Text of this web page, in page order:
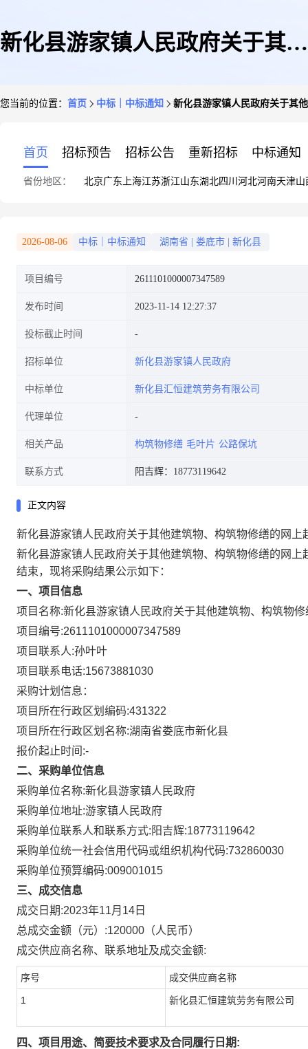
新化县游家镇人民政府关于其他
您当前的位置： 首页 中标｜中标通知 新化县游家镇人民政府关于其
首页 招标预告 招标公告 重新招标 中标通知
省份地区： 北京广东 上海江苏浙江山东湖北四川 河北河南天津山
2026-08-06 中标｜中标通知 湖南省 娄底市 新化县
项目编号 2611101000007347589
发布时间 2023-11-14 12:27:37
投标截止时间
招标单位 新化县游家镇人民政府
中标单位 新化县汇恒建筑劳务有限公司
代理单位
相关产品 构筑物修缮 毛叶片 公路保坑
联系方式 阳吉辉：18773119642
正文内容
新化县游家镇人民政府关于其他建筑物、构筑物修缮的网上
新化县游家镇人民政府关于其他建筑物、构筑物修缮的网上
结束，现将采购结果公示如下：
一、项目信息
项目名称:新化县游家镇人民政府关于其他建筑物、构筑物
项目编号:2611101000007347589
项目联系人:孙叶叶
项目联系电话:15673881030
采购计划信息：
项目所在行政区划编码:431322
项目所在行政区划名称:湖南省娄底市新化县
报价起止时间:-
二、采购单位信息
采购单位名称:新化县游家镇人民政府
采购单位地址:游家镇人民政府
采购单位联系人和联系方式: 阳吉辉:18773119642
采购单位统一社会信用代码或组织机构代码:732860030
采购单位预算编码:009001015
三、成交信息
成交日期:2023年11月14日
总成交金额（元）:120000 （人民币）
成交供应商名称、联系地址及成交金额:
序号 成交供应商名称
1 新化县汇恒建筑劳务有限公司
四、项目用途、简要技术要求及合同履行日期: